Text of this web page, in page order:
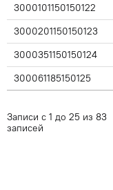
3000101150150122
3000201150150123
3000351150150124
300061185150125
Записи с 1 до 25 из 83
записей